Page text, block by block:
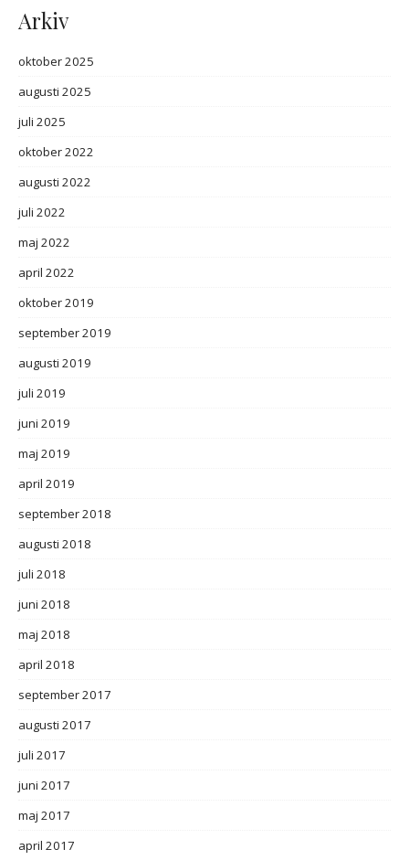
Arkiv
oktober 2025
augusti 2025
juli 2025
oktober 2022
augusti 2022
juli 2022
maj 2022
april 2022
oktober 2019
september 2019
augusti 2019
juli 2019
juni 2019
maj 2019
april 2019
september 2018
augusti 2018
juli 2018
juni 2018
maj 2018
april 2018
september 2017
augusti 2017
juli 2017
juni 2017
maj 2017
april 2017